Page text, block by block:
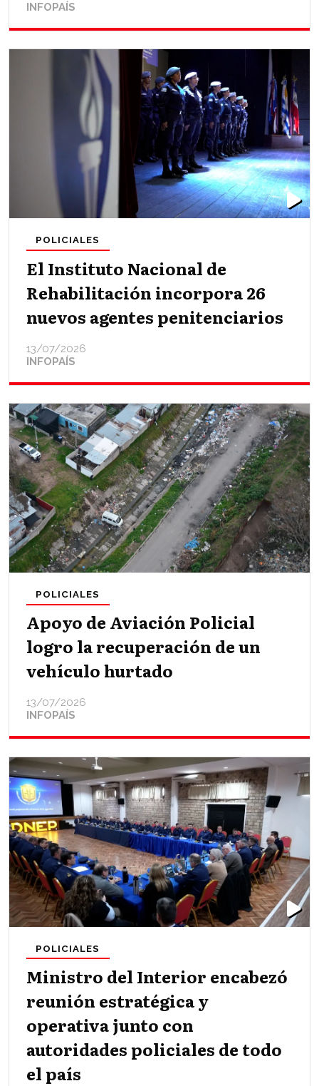
INFOPAÍS
El Instituto Nacional de
Rehabilitación incorpora 26
nuevos agentes penitenciarios
INFOPAÍS
POLICIALES
13/07/2026
Apoyo de Aviación Policial
logro la recuperación de un
vehículo hurtado
INFOPAÍS
POLICIALES
13/07/2026
Ministro del Interior encabezó
reunión estratégica y
operativa junto con
autoridades policiales de todo
el país
POLICIALES